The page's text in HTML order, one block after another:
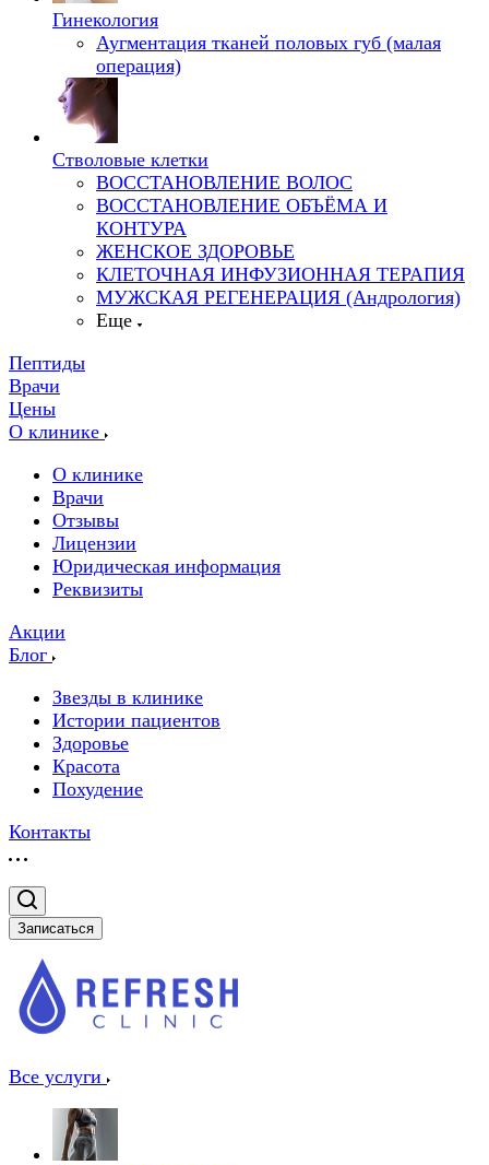
Гинекология
Аугментация тканей половых губ (малая
операция)
Стволовые клетки
ВОССТАНОВЛЕНИЕ ВОЛОС
ВОССТАНОВЛЕНИЕ ОБЪЁМА И
КОНТУРА
ЖЕНСКОЕ ЗДОРОВЬЕ
КЛЕТОЧНАЯ ИНФУЗИОННАЯ ТЕРАПИЯ
МУЖСКАЯ РЕГЕНЕРАЦИЯ (Андрология)
Еще
Пептиды
Врачи
Цены
О клинике
О клинике
Врачи
Отзывы
Лицензии
Юридическая информация
Реквизиты
Акции
Блог
Звезды в клинике
Истории пациентов
Здоровье
Красота
Похудение
Контакты
Записаться
Все услуги